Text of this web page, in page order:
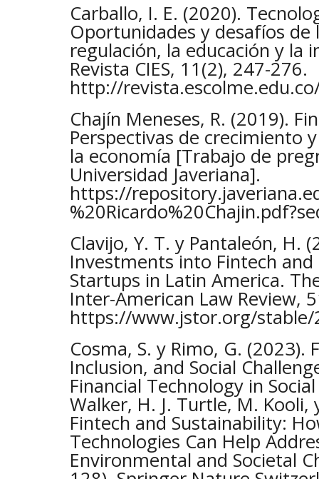
Carballo, I. E. (2020).
Oportunidades y desafíos de
regulación, la educación y la
Revista CIES, 11(2), 247-276.
http://
Chajín Meneses, R. (2019).
Perspectivas de crecimiento
la economía [Trabajo de
Universidad Javeriana].
https://
Clavijo, Y. T. y Pantaleón, H.
Investments into Fintech
Startups in Latin America.
Inter-American Law Review,
https://www.jstor.org/stable/
Cosma, S. y Rimo, G. (2023).
Inclusion, and Social
Financial Technology in
Walker, H. J. Turtle, M. Kooli,
Fintech and Sustainability:
Technologies Can Help
Environmental and Societal